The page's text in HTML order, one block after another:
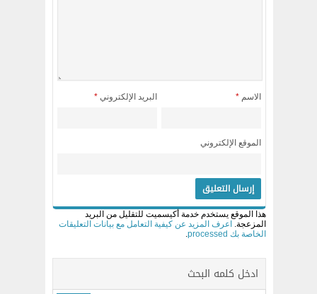
الاسم * البريد الإلكتروني *
الموقع الإلكتروني
هذا الموقع يستخدم خدمة أكيسميت للتقليل من البريد
المزعجة. اعرف المزيد عن كيفية التعامل مع بيانات التعليقات
الخاصة بك processed
ادخل كلمه البحث